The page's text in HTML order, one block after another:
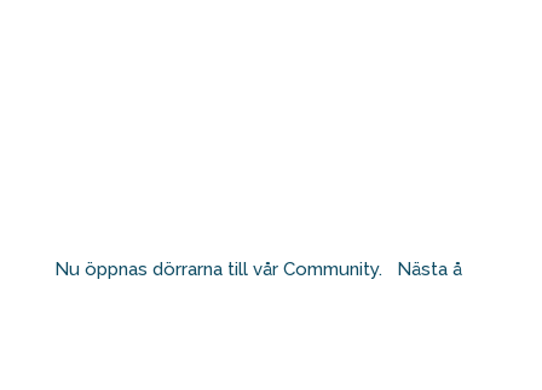
Nu öppnas dörrarna till vår Community. ⁠ ⁠ Nästa å